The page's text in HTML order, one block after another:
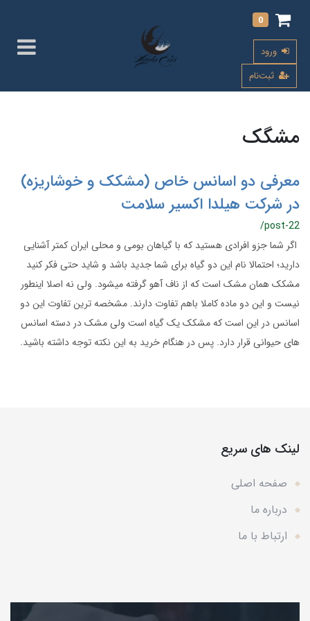
0
ورود
ثبت‌نام
مشگک
معرفی دو اسانس خاص (مشکک و خوشاریزه)
در شرکت هیلدا اکسیر سلامت
/post-22
اگر شما جزو افرادی هستید که با گیاهان بومی و محلی ایران کمتر آشنایی
دارید؛ احتمالا نام این دو گیاه برای شما جدید باشد و شاید حتی فکر کنید
مشکک همان مشک است که از ناف آهو گرفته میشود. ولی نه اصلا اینطور
نیست و این دو ماده کاملا باهم تفاوت دارند. مشخصه ترین تفاوت این دو
اسانس در این است که مشکک یک گیاه است ولی مشک در دسته اسانس
های حیوانی قرار دارد. پس در هنگام خرید به این نکته توجه داشته باشید.
لینک های سریع
صفحه اصلی
درباره ما
ارتباط با ما